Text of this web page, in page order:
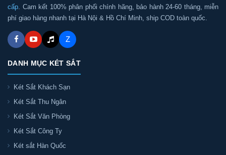
cấp . Cam kết 100% phân phối chính hãng, bảo hành 24-60 tháng, miễn
phí giao hàng nhanh tại Hà Nội & Hồ Chí Minh, ship COD toàn quốc.
Z
DANH MỤC KÉT SẮT
Két Sắt Khách Sạn
Két Sắt Thu Ngân
Két Sắt Văn Phòng
Két Sắt Công Ty
Két sắt Hàn Quốc